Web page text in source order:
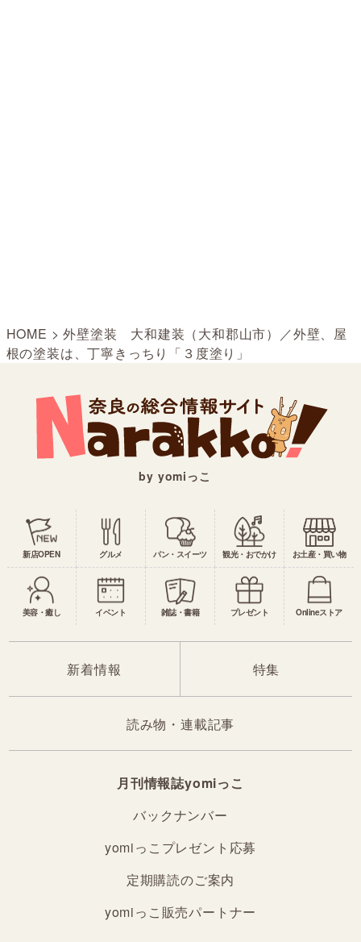
HOME >外壁塗装 大和建装（大和郡山市）／外壁、屋
根の塗装は、丁寧きっちり「３度塗り」
by yomiっこ
新店OPEN グルメ パン・スイーツ 観光・おでかけ お土産・買い物
美容・癒し イベント 雑誌・書籍 プレゼント Onlineストア
新着情報 特集
読み物・連載記事
月刊情報誌yomiっこ
バックナンバー
yomiっこプレゼント応募
定期購読のご案内
yomiっこ販売パートナー